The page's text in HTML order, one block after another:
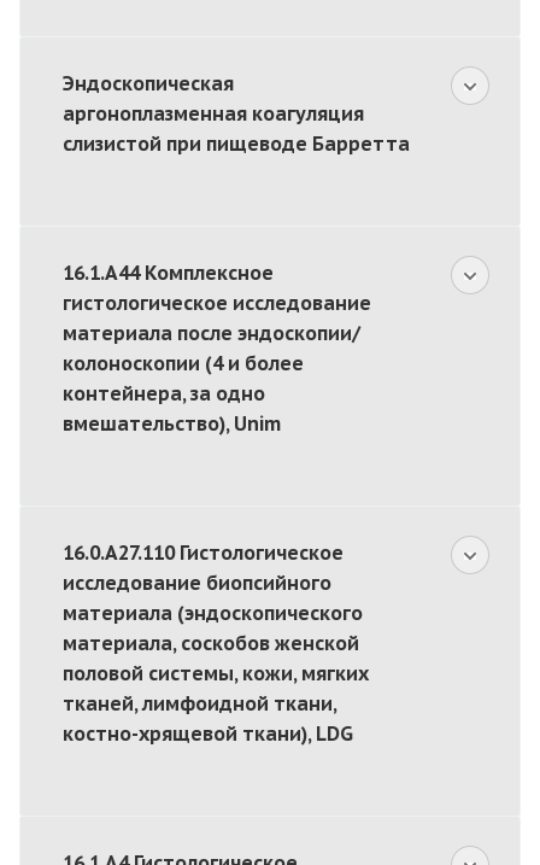
Эндоскопическая
аргоноплазменная коагуляция
слизистой при пищеводе Барретта
16.1.A44 Комплексное
гистологическое исследование
материала после эндоскопии/
колоноскопии (4 и более
контейнера, за одно
вмешательство), Unim
16.0.A27.110 Гистологическое
исследование биопсийного
материала (эндоскопического
материала, соскобов женской
половой системы, кожи, мягких
тканей, лимфоидной ткани,
костно-хрящевой ткани), LDG